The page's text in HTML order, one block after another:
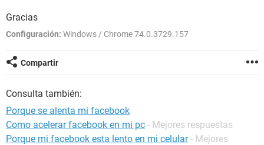
Gracias
Configuración: Windows / Chrome 74.0.3729.157
Compartir
Consulta también:
Porque se alenta mi facebook
Como acelerar facebook en mi pc - Mejores respuestas
Porque mi facebook esta lento en mi celular - Mejores